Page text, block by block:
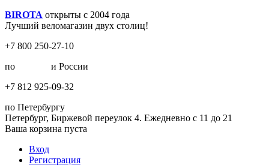
BIROTA открыты с 2004 года
Лучший веломагазин двух столиц!
+7 800 250-27-10
по
и России
+7 812 925-09-32
по Петербургу
Петербург, Биржевой переулок 4. Ежедневно с 11 до 21
Ваша корзина пуста
Вход
Регистрация